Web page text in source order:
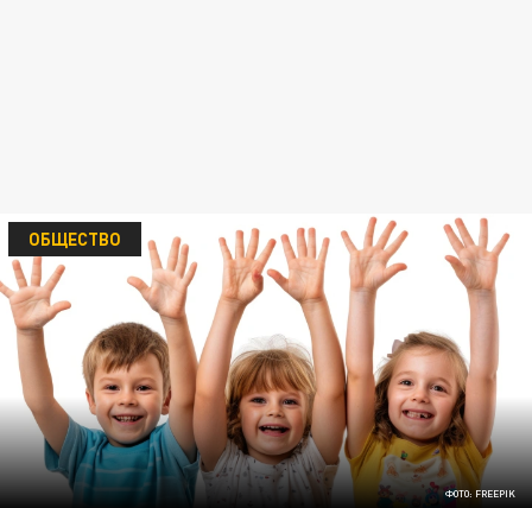
ФОТО: FREEPIK
ОБЩЕСТВО